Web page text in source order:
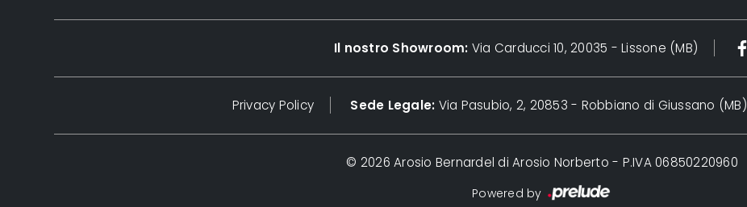
Il nostro Showroom: Via Carducci 10, 20035 - Lissone (MB)
Privacy Policy Sede Legale: Via Pasubio, 2, 20853 - Robbiano di Giussano (MB)
© 2026 Arosio Bernardel di Arosio Norberto - P.IVA 06850220960
Powered by